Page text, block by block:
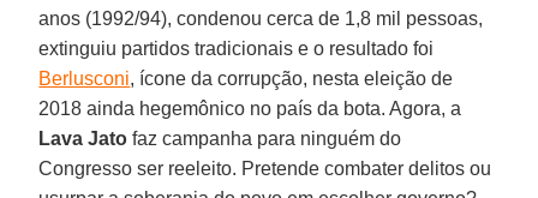
anos (1992/94), condenou cerca de 1,8 mil pessoas,
extinguiu partidos tradicionais e o resultado foi
Berlusconi, ícone da corrupção, nesta eleição de
2018 ainda hegemônico no país da bota. Agora, a
Lava Jato faz campanha para ninguém do
Congresso ser reeleito. Pretende combater delitos ou